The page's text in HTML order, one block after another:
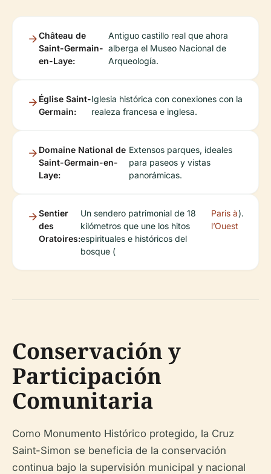
Château de
Saint-Germain-
en-Laye:
Antiguo castillo real que ahora
alberga el Museo Nacional de
Arqueología.
Église Saint-
Germain:
Iglesia histórica con conexiones con la
realeza francesa e inglesa.
Domaine National de
Saint-Germain-en-
Laye:
Extensos parques, ideales
para paseos y vistas
panorámicas.
Sentier
des
Oratoires:
Un sendero patrimonial de 18
kilómetros que une los hitos
espirituales e históricos del
bosque (
Paris à
l’Ouest
).
Conservación y
Participación
Comunitaria
Como Monumento Histórico protegido, la Cruz
Saint-Simon se beneficia de la conservación
continua bajo la supervisión municipal y nacional